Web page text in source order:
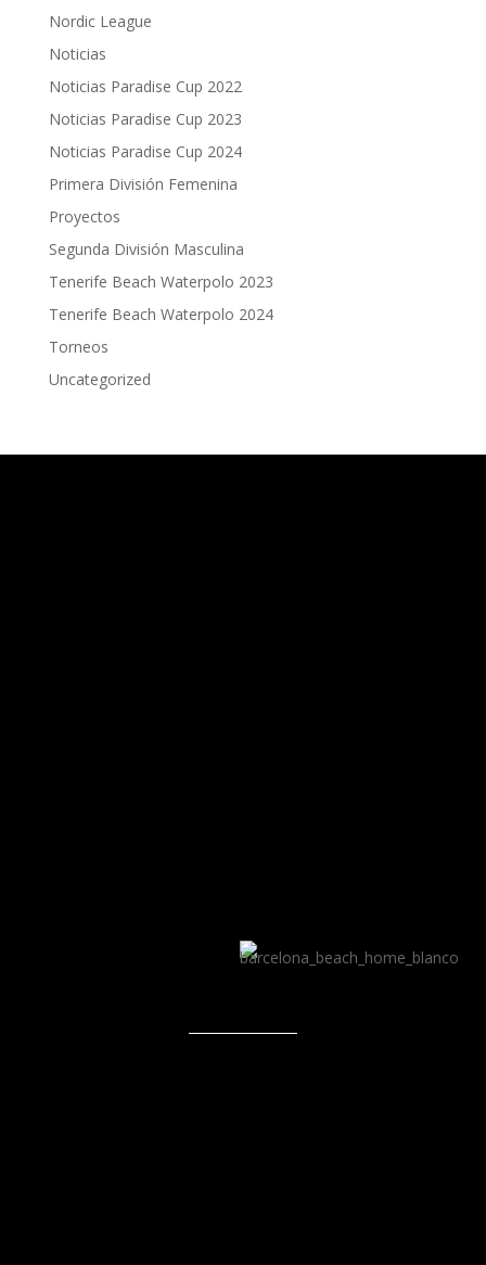
Nordic League
Noticias
Noticias Paradise Cup 2022
Noticias Paradise Cup 2023
Noticias Paradise Cup 2024
Primera División Femenina
Proyectos
Segunda División Masculina
Tenerife Beach Waterpolo 2023
Tenerife Beach Waterpolo 2024
Torneos
Uncategorized